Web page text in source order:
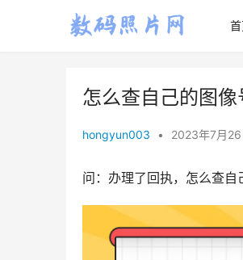
怎么查自己的图像
hongyun003 • 2023年7月
问：办理了回执，怎么查自